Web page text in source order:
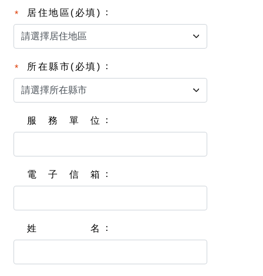
居住地區(必填)
所在縣市(必填)
服務單位
電子信箱
姓名